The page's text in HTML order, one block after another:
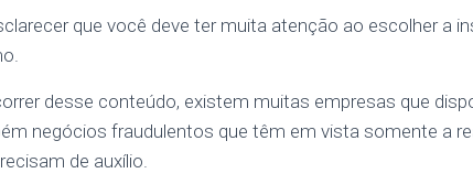
que você deve ter muita atenção ao escolher a
desse conteúdo, existem muitas empresas que
negócios fraudulentos que têm em vista somente a
de auxílio.